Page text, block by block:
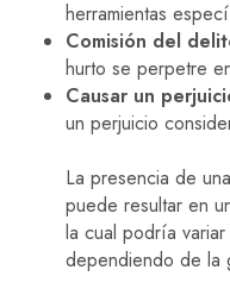
herramientas
Comisión del
hurto se perpetre
Causar un
un perjuicio
La presencia de
puede resultar en
la cual podría
dependiendo de la